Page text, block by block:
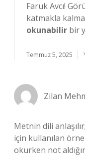
Faruk Avcı!
katmakla
okunabilir bir
Temmuz 5, 2025
Zilan
Metnin dili
için kullanılan
okurken not